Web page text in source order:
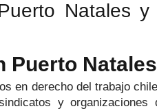
Natales y
Puerto Natales
en derecho del trabajo
y organizaciones